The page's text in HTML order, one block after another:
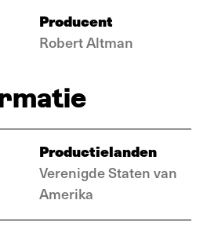
Producent
Robert Altman
Productielanden
Verenigde Staten van
Amerika